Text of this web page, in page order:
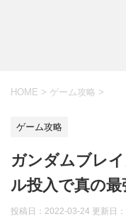
HOME > ゲーム攻略 >
ゲーム攻略
ガンダムブレ
ル投入で真の最
投稿日：2022-03-24 更新日：